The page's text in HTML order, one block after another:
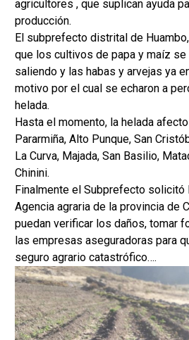
agricultores , que suplican ayuda
producción.
El subprefecto distrital de
que los cultivos de papa y maíz se
saliendo y las habas y arvejas ya
motivo por el cual se echaron a
helada.
Hasta el momento, la helada
Pararmiña, Alto Punque, San
La Curva, Majada, San Basilio,
Chinini.
Finalmente el Subprefecto solicitó
Agencia agraria de la provincia de
puedan verificar los daños, tomar
las empresas aseguradoras para
seguro agrario catastrófico….